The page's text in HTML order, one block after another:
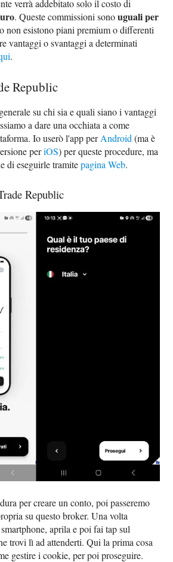
verrà addebitato solo il costo di
. Queste commissioni sonouguali per
non esistono piani premium o differenti
vantaggi o svantaggi a determinati
.
Republic
su chi sia e quali siano i vantaggi
a dare una occhiata a come
Io userò l'app perAndroid(ma è
periOS) per queste procedure, ma
di eseguirle tramitepagina Web.
Republic
per creare un conto, poi passeremo
su questo broker. Una volta
aprila e poi fai tap sul
trovi lì ad attenderti. Qui la prima cosa
gestire i cookie, per poi proseguire.